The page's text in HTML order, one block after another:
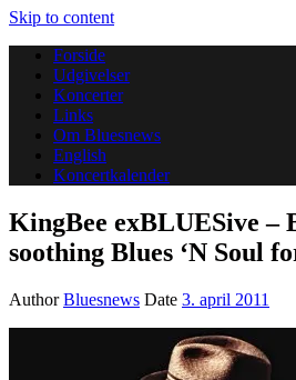
Skip to content
Forside
Udgivelser
Koncerter
Links
Om Bluesnews
English
Koncertkalender
KingBee exBLUESive –
soothing Blues ‘N Soul
AuthorBluesnews Date 3. april 2011